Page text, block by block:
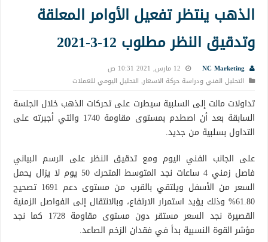
الذهب ينتظر تفعيل الأوامر المعلقة
وتدقيق النظر مطلوب 12-3-2021
NC Marketing
12 مارس, 2021 10:31 ص
التحليل الفني ودراسة حركة الاسعار, التحليل اليومي للعملات
تداولات مالت إلى السلبية سيطرت على تحركات الذهب خلال الجلسة
السابقة بعد أن اصطدم بمستوى مقاومة 1740 والتي أجبرته على
التداول بسلبية من جديد.
على الجانب الفني اليوم ومع تدقيق النظر على الرسم البياني
فاصل زمني 4 ساعات نجد المتوسط المتحرك 50 يوم لا يزال يحمل
السعر من الأسفل ويلتقي بالقرب من مستوى دعم 1691 تصحيح
61.80% وذلك يؤيد استمرار الارتفاع، وبالانتقال إلى الفواصل الزمنية
القصيرة نجد السعر مستقر دون مستوى مقاومة 1728 كما نجد
مؤشر القوة النسبية بدأ في فقدان الزخم الصاعد.